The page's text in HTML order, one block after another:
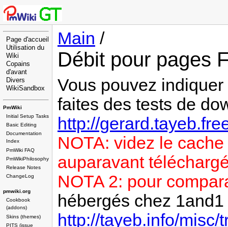
Page d'accueil
Utilisation du
Wiki
Copains
d'avant
Divers
WikiSandbox
PmWiki
Initial Setup Tasks
Basic Editing
Documentation
Index
PmWiki FAQ
PmWikiPhilosophy
Release Notes
ChangeLog
pmwiki.org
Cookbook
(addons)
Skins (themes)
PITS (issue
Main /
Débit pour pages
Vous pouvez
faites des tests de
http://
NOTA: videz le
auparavant
NOTA 2: pour
hébergés chez 1and1
http://tayeb.info/misc/